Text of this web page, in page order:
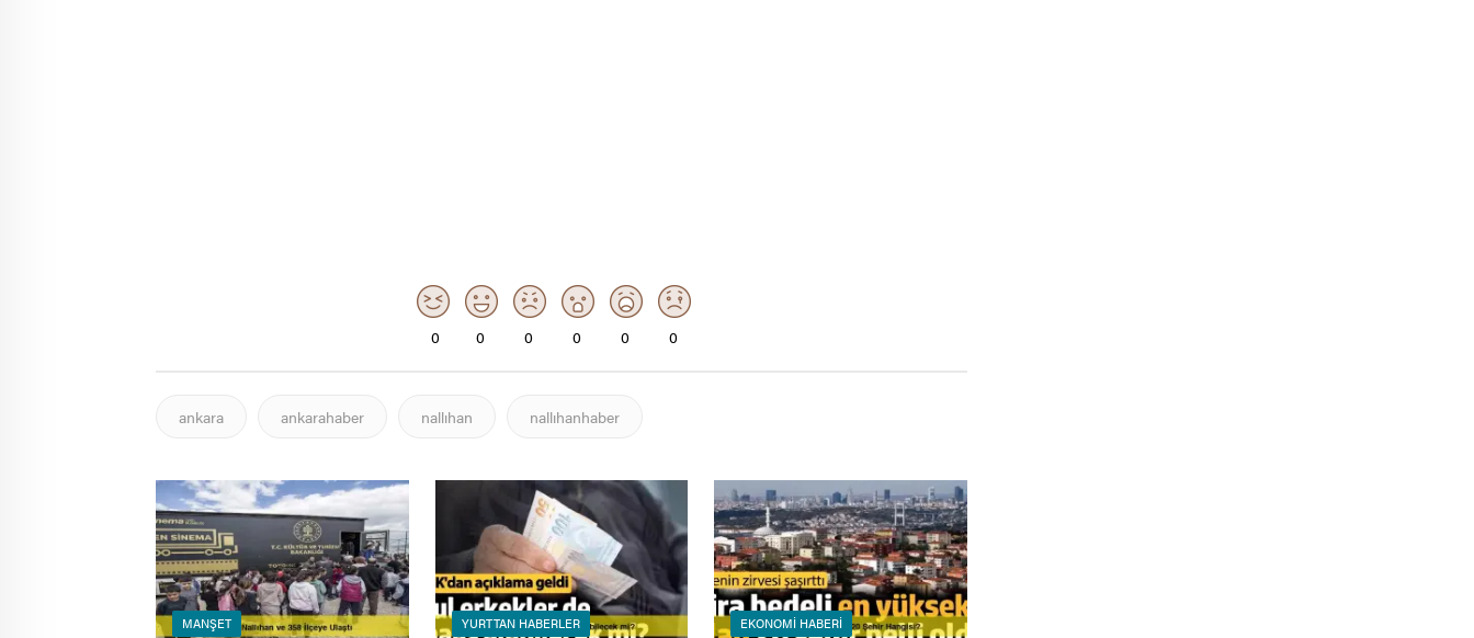
0 0 0 0 0 0
ankara ankarahaber nallıhan nallıhanhaber
MANŞET YURTTAN HABERLER EKONOMI HABERI